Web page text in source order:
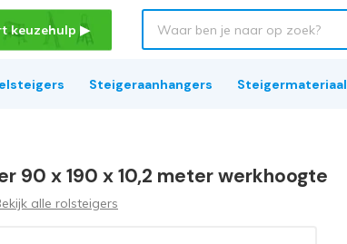
keuzehulp ▶
Steigeraanhangers Steigermateriaal
90 x 190 x 10,2 meter werkhoogte
alle rolsteigers